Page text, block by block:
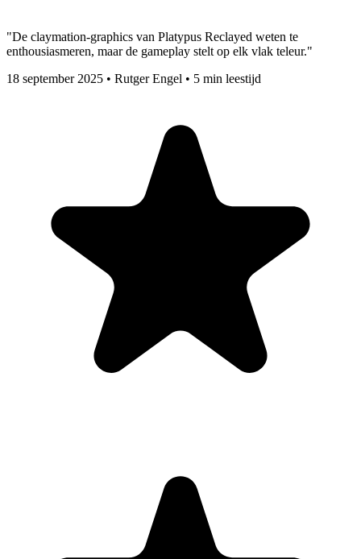
"De claymation-graphics van Platypus Reclayed weten te
enthousiasmeren, maar de gameplay stelt op elk vlak teleur."
18 september 2025 • Rutger Engel • 5 min leestijd